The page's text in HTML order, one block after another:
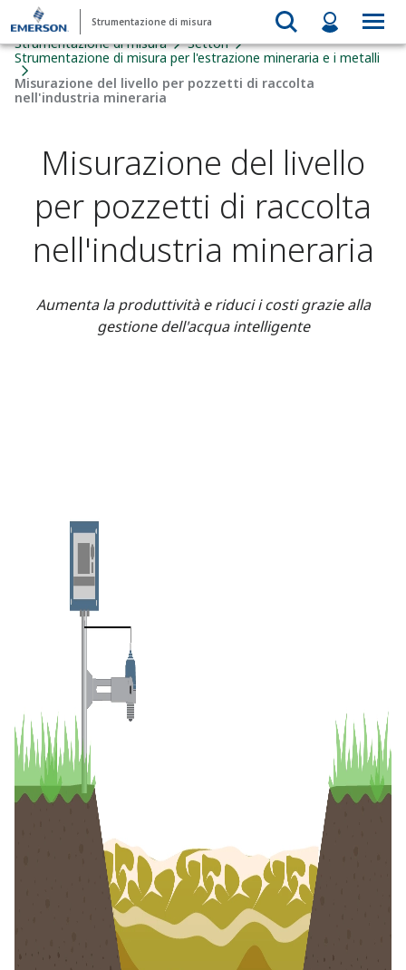
Strumentazione di misura
Strumentazione di misura
Settori
Strumentazione di misura per l'estrazione mineraria e i metalli
Misurazione del livello per pozzetti di raccolta
nell'industria mineraria​
Misurazione del livello
per pozzetti di raccolta
nell'industria mineraria​
Aumenta la produttività e riduci i costi grazie alla
gestione dell'acqua intelligente